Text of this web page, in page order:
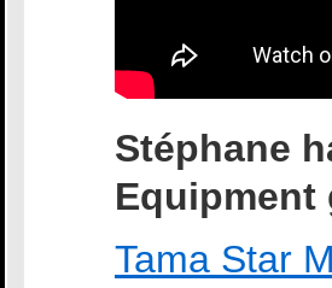
Stéphane
Equipment
Tama Star